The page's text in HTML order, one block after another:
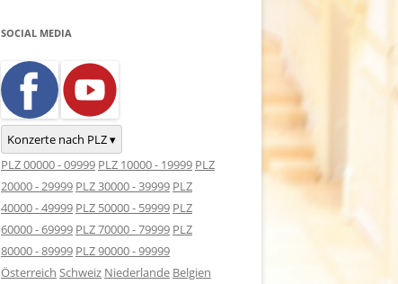
SOCIAL MEDIA
Konzerte nach PLZ ▾
PLZ 00000 - 09999 PLZ 10000 - 19999 PLZ
20000 - 29999 PLZ 30000 - 39999 PLZ
40000 - 49999 PLZ 50000 - 59999 PLZ
60000 - 69999 PLZ 70000 - 79999 PLZ
80000 - 89999 PLZ 90000 - 99999
Österreich Schweiz Niederlande Belgien